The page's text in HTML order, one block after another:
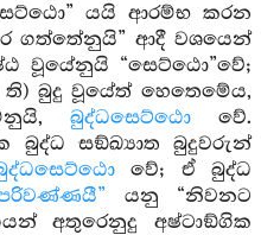
යයි ආරම්භ කරන
ගත්තේනුයි” ආදී වශයෙන්
වූයේනුයි “සෙට්ඨො”වේ;
බුදු වූයේත් හෙතෙමේය,
බුද්ධසෙට්ඨොවේ.
බුද්ධ සඞ්ඛ්‍යාත බුදුවරුන්
වේ; ඒ බුද්ධ
යනු “නිවනට
අතුරෙනුදු අෂ්ටාඞ්ගික